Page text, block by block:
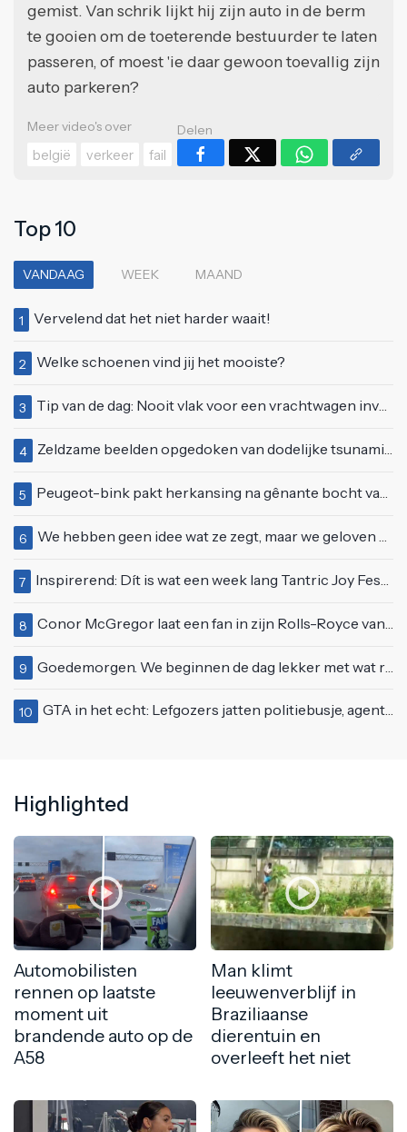
gemist. Van schrik lijkt hij zijn auto in de berm
te gooien om de toeterende bestuurder te laten
passeren, of moest 'ie daar gewoon toevallig zijn
auto parkeren?
Meer video's over
belgië
verkeer fail
Delen
Top 10
VANDAAG WEEK MAAND
1 Vervelend dat het niet harder waait!
2 Welke schoenen vind jij het mooiste?
3 Tip van de dag: Nooit vlak voor een vrachtwagen invoegen
4 Zeldzame beelden opgedoken van dodelijke tsunami uit 2004
5 Peugeot-bink pakt herkansing na gênante bocht van 180 graden bij verkeerslicht
6 We hebben geen idee wat ze zegt, maar we geloven haar helemaal!
7 Inspirerend: Dít is wat een week lang Tantric Joy Festival met je doet
8 Conor McGregor laat een fan in zijn Rolls-Royce van $600.000
9 Goedemorgen. We beginnen de dag lekker met wat rek- en strekoefeningen
10 GTA in het echt: Lefgozers jatten politiebusje, agenten zetten te voet de achtervolging in!
Highlighted
Automobilisten
rennen op laatste
moment uit
brandende auto op de
A58
Man klimt
leeuwenverblijf in
Braziliaanse
dierentuin en
overleeft het niet